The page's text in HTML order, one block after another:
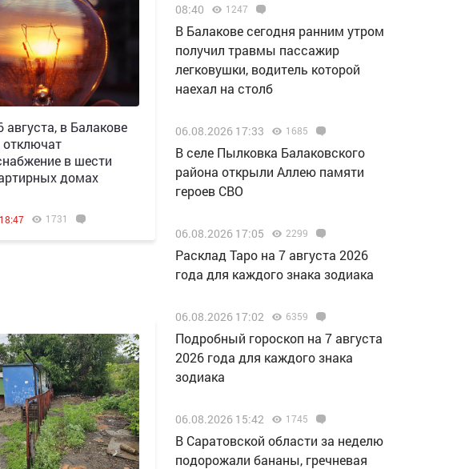
августа, в Балакове
отключат
в шести
домах
1731
08:40 1247
В Балакове сегодня ранним утром
получил травмы пассажир
легковушки, водитель которой
наехал на столб
06.08.2026 17:33 1685
В селе Пылковка Балаковского
района открыли Аллею памяти
героев СВО
06.08.2026 17:05 2299
Расклад Таро на 7 августа 2026
года для каждого знака зодиака
06.08.2026 17:02 6359
Подробный гороскоп на 7 августа
2026 года для каждого знака
зодиака
06.08.2026 15:42 1745
В Саратовской области за неделю
подорожали бананы, гречневая